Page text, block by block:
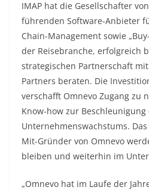
IMAP hat die Gesellschafter
führenden Software-Anbieter
Chain-Management sowie
der Reisebranche, erfolgreich
strategischen Partnerschaft
Partners beraten. Die
verschafft Omnevo Zugang zu
Know-how zur Beschleunigung
Unternehmenswachstums.
Mit-Gründer von Omnevo
bleiben und weiterhin im
„Omnevo hat im Laufe der